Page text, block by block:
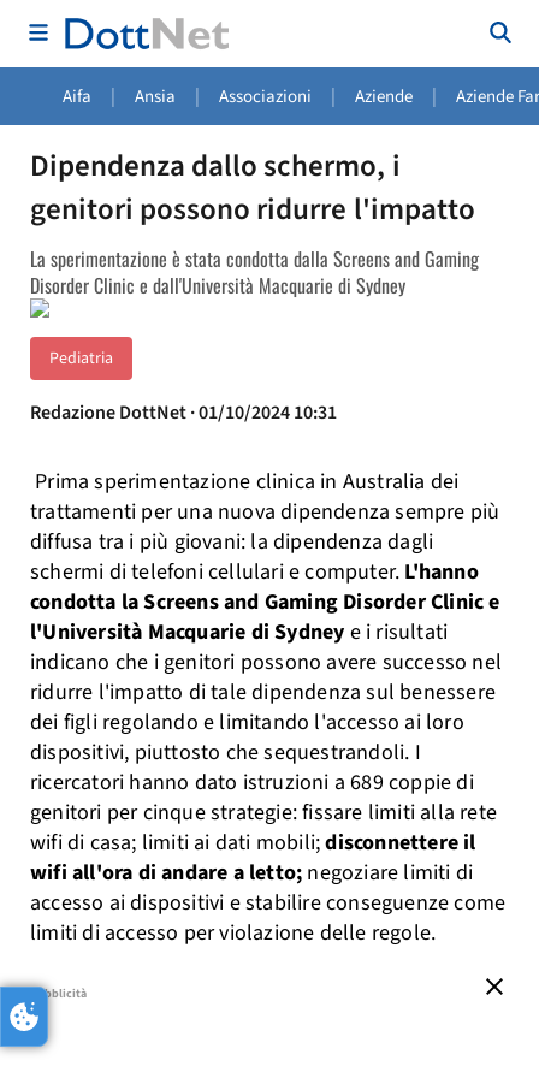
Aifa | Ansia | Associazioni | Aziende | Aziende
Dipendenza dallo schermo, i
genitori possono ridurre l'impatto
La sperimentazione è stata condotta dalla Screens and Gaming
Disorder Clinic e dall'Università Macquarie di Sydney
Pediatria
Redazione DottNet · 01/10/2024 10:31
Prima sperimentazione clinica in Australia dei
trattamenti per una nuova dipendenza sempre più
diffusa tra i più giovani: la dipendenza dagli
schermi di telefoni cellulari e computer. L'hanno
condotta la Screens and Gaming Disorder Clinic e
l'Università Macquarie di Sydney e i risultati
indicano che i genitori possono avere successo nel
ridurre l'impatto di tale dipendenza sul benessere
dei figli regolando e limitando l'accesso ai loro
dispositivi, piuttosto che sequestrandoli. I
ricercatori hanno dato istruzioni a 689 coppie di
genitori per cinque strategie: fissare limiti alla rete
wifi di casa; limiti ai dati mobili;disconnettere il
wifi all'ora di andare a letto; negoziare limiti di
accesso ai dispositivi e stabilire conseguenze come
limiti di accesso per violazione delle regole.
close
pubblicità